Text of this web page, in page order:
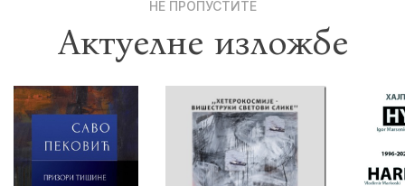
НЕ ПРОПУСТИТЕ
Актуелне изложбе